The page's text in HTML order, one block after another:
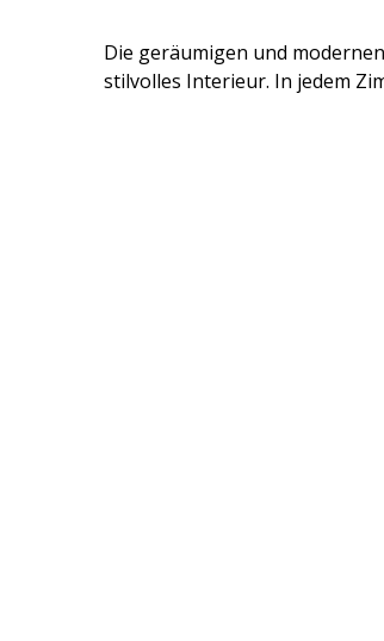
Die geräumigen und
stilvolles Interieur. In jedem